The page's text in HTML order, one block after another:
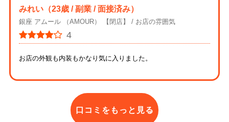
みれい （23歳 / 副業 / 面接済み）
銀座 アムール （AMOUR） 【閉店】 お店の雰囲気
4
お店の外観も内装もかなり気に入りました。
口コミをもっと見る